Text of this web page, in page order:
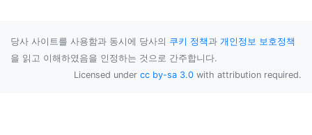
당사 사이트를 사용함과 동시에 당사의 쿠키 정책과 개인정보 보호정책
을 읽고 이해하였음을 인정하는 것으로 간주합니다.
Licensed under cc by-sa 3.0 with attribution required.